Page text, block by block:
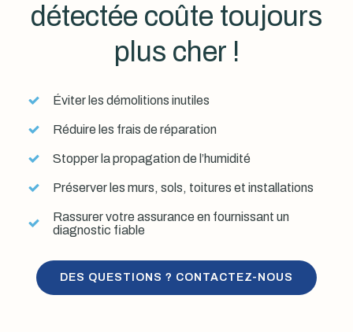
détectée coûte toujours
plus cher !
Éviter les démolitions inutiles
Réduire les frais de réparation
Stopper la propagation de l’humidité
Préserver les murs, sols, toitures et installations
Rassurer votre assurance en fournissant un
diagnostic fiable
DES QUESTIONS ? CONTACTEZ-NOUS